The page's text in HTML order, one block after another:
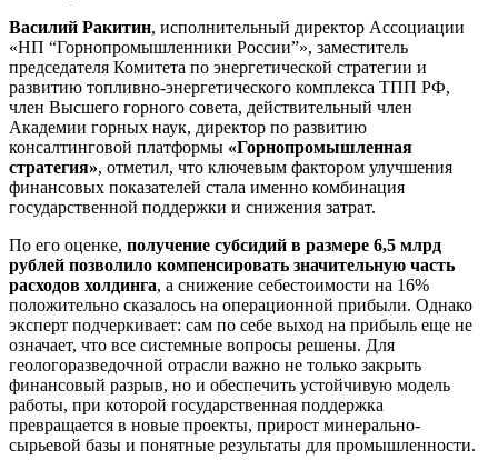
Василий Ракитин, исполнительный директор Ассоциации
«НП “Горнопромышленники России”», заместитель
председателя Комитета по энергетической стратегии и
развитию топливно-энергетического комплекса ТПП РФ,
член Высшего горного совета, действительный член
Академии горных наук, директор по развитию
консалтинговой платформы «Горнопромышленная
стратегия», отметил, что ключевым фактором улучшения
финансовых показателей стала именно комбинация
государственной поддержки и снижения затрат.
По его оценке, получение субсидий в размере 6,5 млрд
рублей позволило компенсировать значительную часть
расходов холдинга, а снижение себестоимости на 16%
положительно сказалось на операционной прибыли. Однако
эксперт подчеркивает: сам по себе выход на прибыль еще не
означает, что все системные вопросы решены. Для
геологоразведочной отрасли важно не только закрыть
финансовый разрыв, но и обеспечить устойчивую модель
работы, при которой государственная поддержка
превращается в новые проекты, прирост минерально-
сырьевой базы и понятные результаты для промышленности.